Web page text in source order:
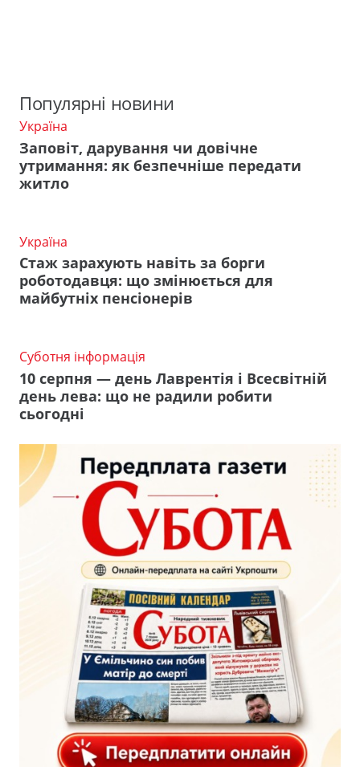
Популярні новини
Україна
Заповіт, дарування чи довічне
утримання: як безпечніше передати
житло
Україна
Стаж зарахують навіть за борги
роботодавця: що змінюється для
майбутніх пенсіонерів
Суботня інформація
10 серпня — день Лаврентія і Всесвітній
день лева: що не радили робити
сьогодні